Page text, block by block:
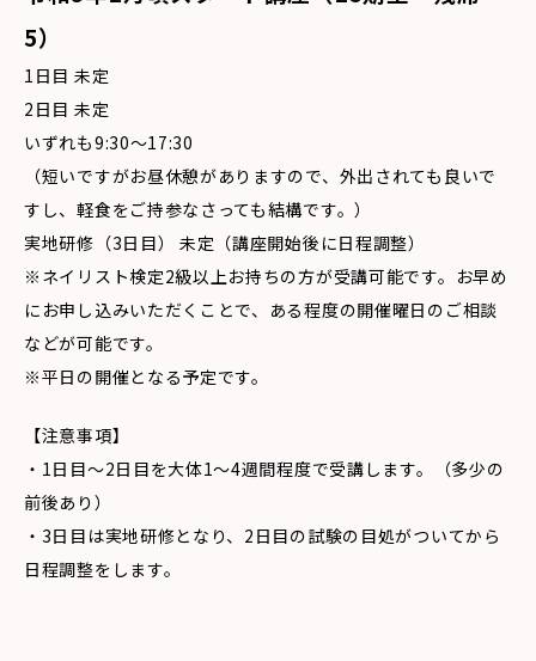
5）
1日目 未定
2日目 未定
いずれも9:30〜17:30
（短いですがお昼休憩がありますので、外出されても良いで
すし、軽食をご持参なさっても結構です。）
実地研修（3日目） 未定（講座開始後に日程調整）
※ネイリスト検定2級以上お持ちの方が受講可能です。お早め
にお申し込みいただくことで、ある程度の開催曜日のご相談
などが可能です。
※平日の開催となる予定です。
【注意事項】
・1日目〜2日目を大体1〜4週間程度で受講します。（多少の
前後あり）
・3日目は実地研修となり、2日目の試験の目処がついてから
日程調整をします。